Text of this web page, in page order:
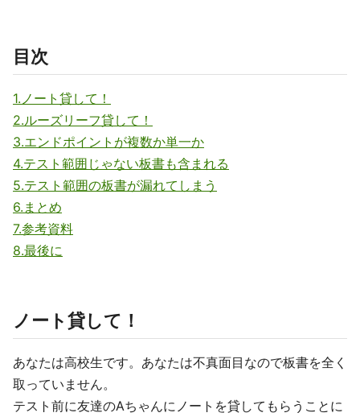
目次
1.ノート貸して！
2.ルーズリーフ貸して！
3.エンドポイントが複数か単一か
4.テスト範囲じゃない板書も含まれる
5.テスト範囲の板書が漏れてしまう
6.まとめ
7.参考資料
8.最後に
ノート貸して！
あなたは高校生です。あなたは不真面目なので板書を全く
取っていません。
テスト前に友達のAちゃんにノートを貸してもらうことに